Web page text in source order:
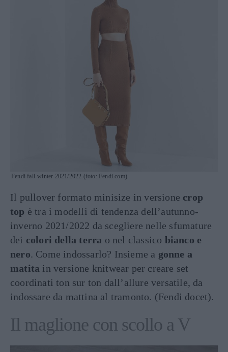
Fendi fall-winter 2021/2022 (foto: Fendi.com)
Il pullover formato minisize in versione crop
top è tra i modelli di tendenza dell’autunno-
inverno 2021/2022 da scegliere nelle sfumature
dei colori della terra o nel classico bianco e
nero. Come indossarlo? Insieme a gonne a
matita in versione knitwear per creare set
coordinati ton sur ton dall’allure versatile, da
indossare da mattina al tramonto. (Fendi docet).
Il maglione con scollo a V